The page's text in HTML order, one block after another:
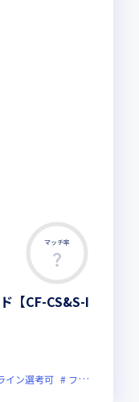
マッチ率
【CF-CS&S-I
イン選考可 フレックス制度あり